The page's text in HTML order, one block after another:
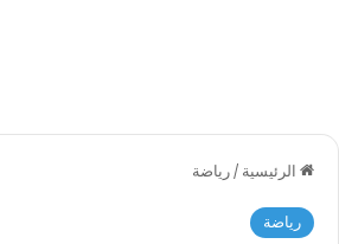
الرئيسية / رياضة
رياضة